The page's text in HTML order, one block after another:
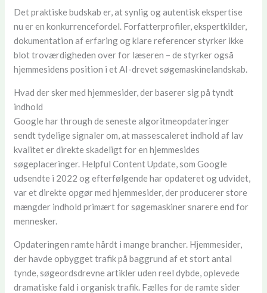
Det praktiske budskab er, at synlig og autentisk ekspertise
nu er en konkurrencefordel. Forfatterprofiler, ekspertkilder,
dokumentation af erfaring og klare referencer styrker ikke
blot troværdigheden over for læseren – de styrker også
hjemmesidens position i et AI-drevet søgemaskinelandskab.
Hvad der sker med hjemmesider, der baserer sig på tyndt
indhold
Google har through de seneste algoritmeopdateringer
sendt tydelige signaler om, at massescaleret indhold af lav
kvalitet er direkte skadeligt for en hjemmesides
søgeplaceringer. Helpful Content Update, som Google
udsendte i 2022 og efterfølgende har opdateret og udvidet,
var et direkte opgør med hjemmesider, der producerer store
mængder indhold primært for søgemaskiner snarere end for
mennesker.
Opdateringen ramte hårdt i mange brancher. Hjemmesider,
der havde opbygget trafik på baggrund af et stort antal
tynde, søgeordsdrevne artikler uden reel dybde, oplevede
dramatiske fald i organisk trafik. Fælles for de ramte sider